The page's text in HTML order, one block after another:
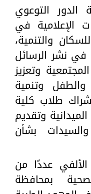
الدور التوعوي
الإعلامية في
والتنمية،
في نشر الرسائل
وتعزيز
وتنمية
طلاب كلية
وتقديم
بشأن
عددًا من
بمحافظة